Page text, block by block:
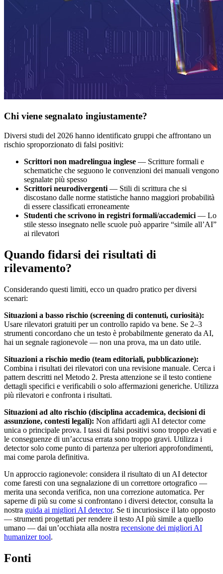
Chi viene segnalato ingiustamente?
Diversi studi del 2026 hanno identificato gruppi che affrontano un
rischio sproporzionato di falsi positivi:
Scrittori non madrelingua inglese — Scritture formali e
schematiche che seguono le convenzioni dei manuali vengono
segnalate più spesso
Scrittori neurodivergenti — Stili di scrittura che si
discostano dalle norme statistiche hanno maggiori probabilità
di essere classificati erroneamente
Studenti che scrivono in registri formali/accademici — Lo
stile stesso insegnato nelle scuole può apparire “simile all’AI”
ai rilevatori
Quando fidarsi dei risultati di
rilevamento?
Considerando questi limiti, ecco un quadro pratico per diversi
scenari:
Situazioni a basso rischio (screening di contenuti, curiosità):
Usare rilevatori gratuiti per un controllo rapido va bene. Se 2–3
strumenti concordano che un testo è probabilmente generato da AI,
hai un segnale ragionevole — non una prova, ma un dato utile.
Situazioni a rischio medio (team editoriali, pubblicazione):
Combina i risultati dei rilevatori con una revisione manuale. Cerca i
pattern descritti nel Metodo 2. Presta attenzione se il testo contiene
dettagli specifici e verificabili o solo affermazioni generiche. Utilizza
più rilevatori e confronta i risultati.
Situazioni ad alto rischio (disciplina accademica, decisioni di
assunzione, contesti legali): Non affidarti agli AI detector come
unica o principale prova. I tassi di falsi positivi sono troppo elevati e
le conseguenze di un’accusa errata sono troppo gravi. Utilizza i
detector solo come punto di partenza per ulteriori approfondimenti,
mai come parola definitiva.
Un approccio ragionevole: considera il risultato di un AI detector
come faresti con una segnalazione di un correttore ortografico —
merita una seconda verifica, non una correzione automatica. Per
saperne di più su come si confrontano i diversi detector, consulta la
nostra guida ai migliori AI detector. Se ti incuriosisce il lato opposto
— strumenti progettati per rendere il testo AI più simile a quello
umano — dai un’occhiata alla nostra recensione dei migliori AI
humanizer tool.
Fonti